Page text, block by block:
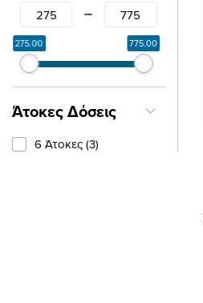
From
275.00 775.00
Άτοκες Δόσεις
6 Άτοκες (3)